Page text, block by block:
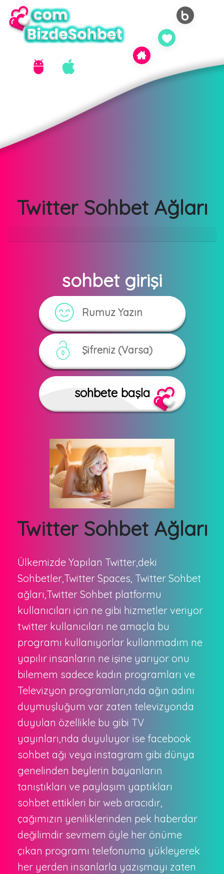
Twitter Sohbet Ağları
sohbet girişi
Twitter Sohbet Ağları
Ülkemizde Yapılan Twitter,deki
Sohbetler,Twitter Spaces, Twitter Sohbet
ağları,Twitter Sohbet platformu
kullanıcıları için ne gibi hizmetler veriyor
twitter kullanıcıları ne amaçla bu
programı kullanıyorlar kullanmadım ne
yapılır insanların ne işine yarıyor onu
bilemem sadece kadın programları ve
Televizyon programları,nda ağın adını
duymuşluğum var zaten televizyonda
duyulan özellikle bu gibi TV
yayınları,nda duyuluyor ise facebook
sohbet ağı veya instagram gibi dünya
genelinden beylerin bayanların
tanıştıkları ve paylaşım yaptıkları
sohbet ettikleri bir web aracıdır,
çağımızın yeniliklerinden pek haberdar
değilimdir sevmem öyle her önüme
çıkan programı telefonuma yükleyerek
her yerden insanlarla yazışmayı zaten